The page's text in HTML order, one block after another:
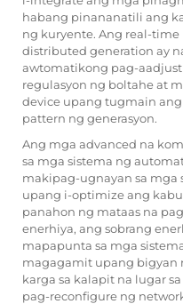
habang pinananatili ang
ng kuryente. Ang real-
distributed generation ay
awtomatikong pag-
regulasyon ng boltahe at
device upang tugmain
pattern ng generasyon.
Ang mga advanced na
sa mga sistema ng
makipag-ugnayan sa mga
upang i-optimize ang
panahon ng mataas na
enerhiya, ang sobrang
mapapunta sa mga
magagamit upang bigyan
karga sa kalapit na lugar
pag-reconfigure ng